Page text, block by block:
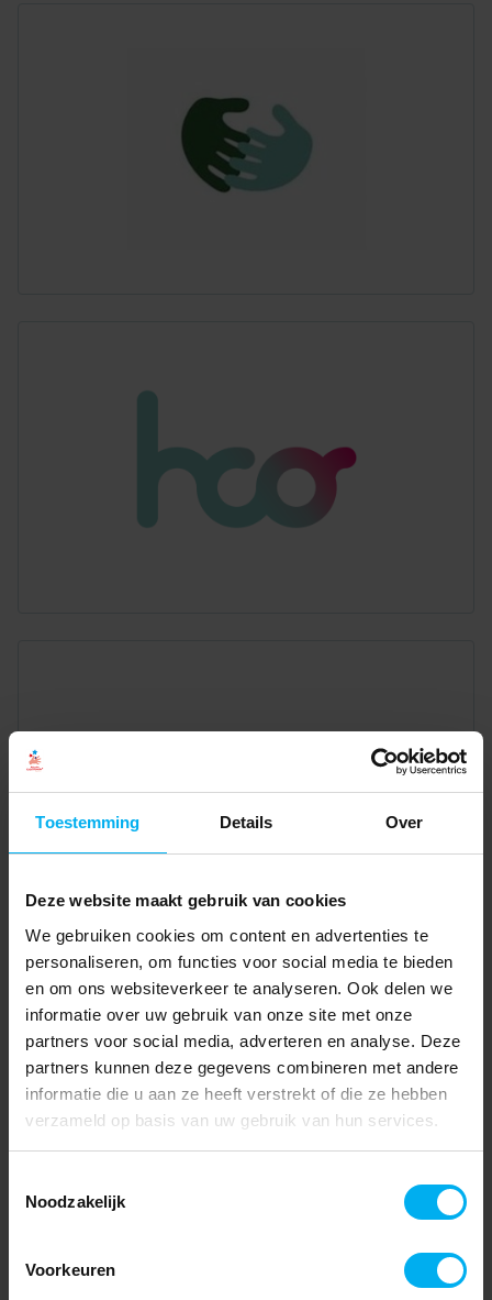
Toestemming Details Over
Deze website maakt gebruik van cookies
We gebruiken cookies om content en advertenties te
personaliseren, om functies voor social media te bieden
en om ons websiteverkeer te analyseren. Ook delen we
informatie over uw gebruik van onze site met onze
partners voor social media, adverteren en analyse. Deze
partners kunnen deze gegevens combineren met andere
informatie die u aan ze heeft verstrekt of die ze hebben
verzameld op basis van uw gebruik van hun services.
Noodzakelijk
Voorkeuren